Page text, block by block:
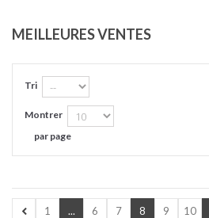
MEILLEURES VENTES
Tri
Montrer
par page
1 ... 6 7 8 9 10